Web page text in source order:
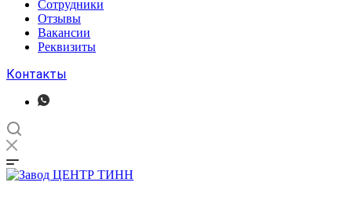
Сотрудники
Отзывы
Вакансии
Реквизиты
Контакты